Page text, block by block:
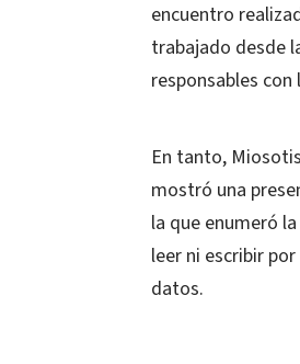
encuentro
trabajado desde
responsables
En tanto,
mostró una
la que enumeró
leer ni escribir
datos.